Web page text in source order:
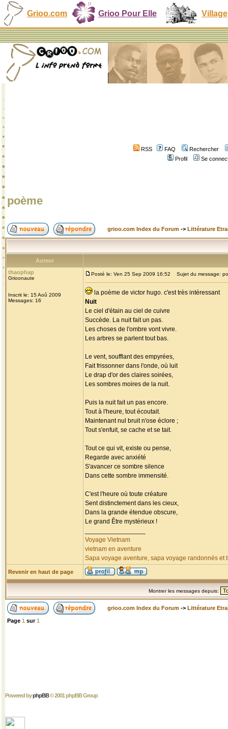
Grioo.com Grioo Pour Elle Village
RSS FAQ
Rechercher
Profil
Se
poème
grioo.com Index du Forum -> Littérature
Auteur
thaophap
Grioonaute
Inscrit le: 15 Aoû 2009
Messages: 16
Posté le: Ven 25 Sep 2009 16:52 Sujet du message:
la poème de victor hugo. c'est très intéressant
Nuit
Le ciel d'étain au ciel de cuivre
Succède. La nuit fait un pas.
Les choses de l'ombre vont vivre.
Les arbres se parlent tout bas.
Le vent, soufflant des empyrées,
Fait frissonner dans l'onde, où luit
Le drap d'or des claires soirées,
Les sombres moires de la nuit.
Puis la nuit fait un pas encore.
Tout à l'heure, tout écoutait.
Maintenant nul bruit n'ose éclore ;
Tout s'enfuit, se cache et se tait.
Tout ce qui vit, existe ou pense,
Regarde avec anxiété
S'avancer ce sombre silence
Dans cette sombre immensité.
C'est l'heure où toute créature
Sent distinctement dans les cieux,
Dans la grande étendue obscure,
Le grand Être mystérieux !
Voyage Vietnam
vietnam en aventure
Sapa voyage aventure, sapa voyage randonnés et
Revenir en haut de page
Montrer les messages depuis:
grioo.com Index du Forum -> Littérature
Page 1 sur1
Powered byphpBB© 2001 phpBB Group